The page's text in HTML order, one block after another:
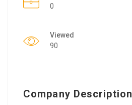
0
Viewed
90
Company Description